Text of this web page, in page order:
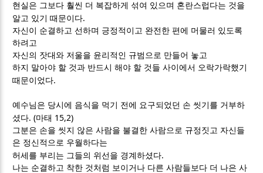
현실은 그보다 훨씬 더 복잡하게 섞여 있으며 혼란스럽다는 것을
알고 있기 때문이다.
자신이 순결하고 선하며 긍정적이고 완전한 편에 머물러 있도록
하려고
자신의 잣대와 저울을 윤리적인 규범으로 만들어 놓고
하지 말아야 할 것과 반드시 해야 할 것들 사이에서 오락가락했기
때문이었다.
예수님은 당시에 음식을 먹기 전에 요구되었던 손 씻기를 거부하
셨다. (마태 15,2)
그분은 손을 씻지 않은 사람을 불결한 사람으로 규정짓고 자신들
은 정신적으로 우월하다는
허세를 부리는 그들의 위선을 경계하셨다.
나는 순결하고 착한 것처럼 보이거나 다른 사람들보다 더 나은 사